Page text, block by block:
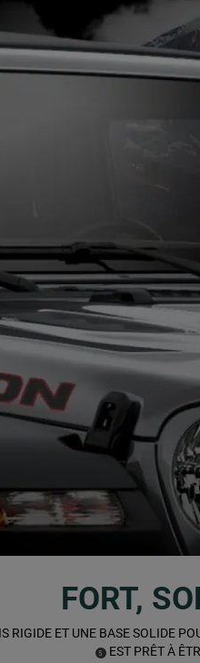
FORT,
RIGIDE ET UNE BASE SOLIDE
(5 )EST PRÊT À